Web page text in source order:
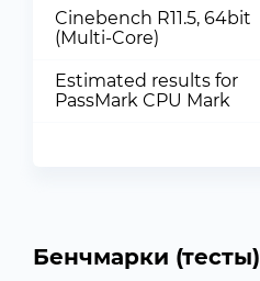
Cinebench R11.5, 64bit
(Multi-Core)
Estimated results for
PassMark CPU Mark
Бенчмарки (тесты)